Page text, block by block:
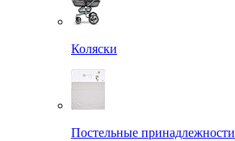
Коляски
Постельные принадлежности